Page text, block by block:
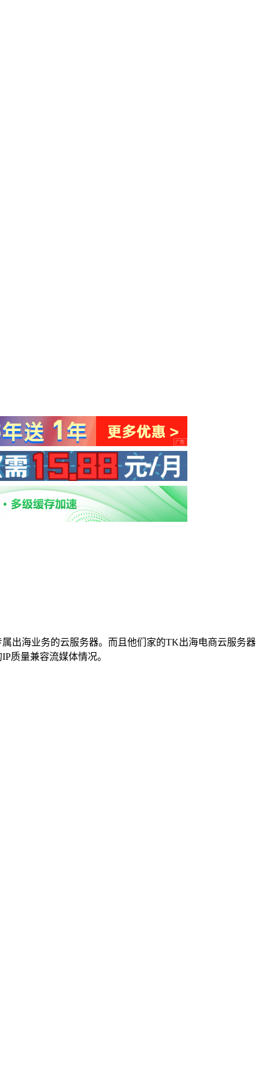
出海业务的云服务器。而且他们家的TK出海电商云服务器
质量兼容流媒体情况。